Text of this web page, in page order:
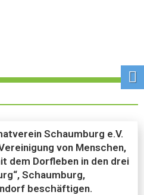
Schaumburg e.V.
von Menschen,
dem Dorfleben in den drei
Schaumburg,
beschäftigen.